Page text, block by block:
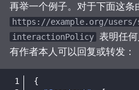
再举一个例子。对于下面这条
https://example.org/users/
interactionPolicy 表明任
有作者本人可以回复或转发：
{